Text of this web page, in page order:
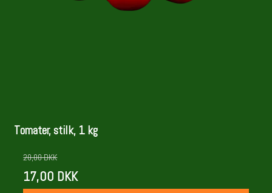
Tomater, stilk, 1 kg
20,00 DKK
17,00 DKK